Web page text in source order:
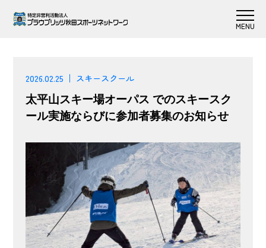
2026.02.25
スキースクール
太平山スキー場オーパス でのスキースク
ール実施ならびに参加者募集のお知らせ